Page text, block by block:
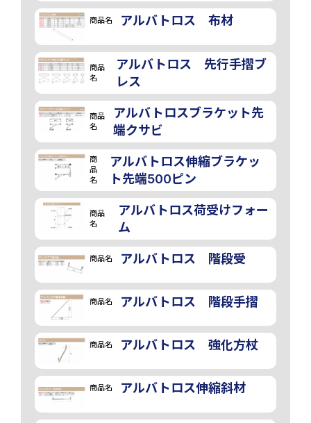
商品名 アルバトロス 布材
商品
名
アルバトロス 先行手摺ブ
レス
商品
名
アルバトロスブラケット先
端クサビ
商
品
名
アルバトロス伸縮ブラケッ
ト先端500ピン
商品
名
アルバトロス荷受けフォー
ム
商品名 アルバトロス 階段受
商品名 アルバトロス 階段手摺
商品名 アルバトロス 強化方杖
商品名 アルバトロス伸縮斜材